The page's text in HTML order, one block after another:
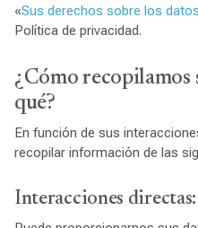
«Sus derechos sobre los
Política de privacidad.
¿Cómo
qué?
En función de sus
recopilar información de las
Interacciones directas: